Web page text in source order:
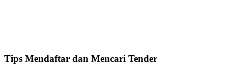
Tips Mendaftar dan Mencari Tender